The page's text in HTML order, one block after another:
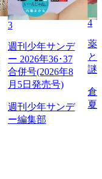
3
週刊少年サンデ
ー 2026年36･37
合併号(2026年8
月5日発売号)
週刊少年サンデ
ー編集部
4
薬
と
謎
倉
夏